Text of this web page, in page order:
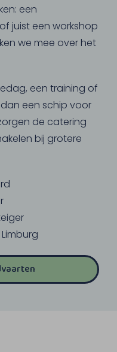
een
juist een workshop
we mee over het
een training of
een schip voor
de catering
bij grotere